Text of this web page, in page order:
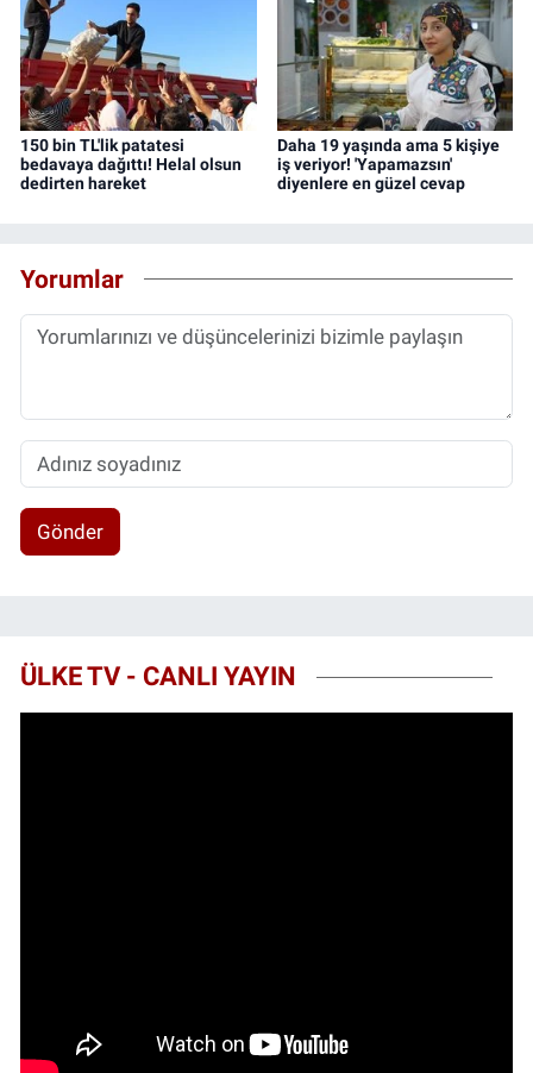
150 bin TL'lik patatesi
bedavaya dağıttı! Helal olsun
dedirten hareket
Daha 19 yaşında ama 5 kişiye
iş veriyor! 'Yapamazsın'
diyenlere en güzel cevap
Yorumlar
Gönder
ÜLKE TV - CANLI YAYIN